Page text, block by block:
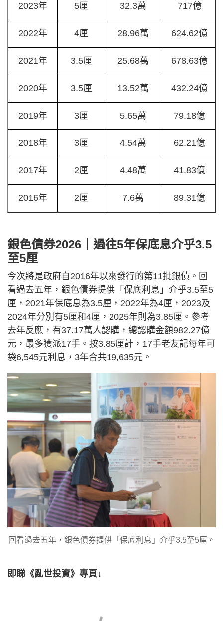
2023年 5厘 32.3萬 717億
2022年 4厘 28.96萬 624.62億
2021年 3.5厘 25.68萬 678.63億
2020年 3.5厘 13.52萬 432.24億
2019年 3厘 5.65萬 79.18億
2018年 3厘 4.54萬 62.21億
2017年 2厘 4.48萬 41.83億
2016年 2厘 7.6萬 89.31億
銀色債券2026｜過往5年保底息介乎3.5
至5厘
今次將是政府自2016年以來發行的第11批銀債。回
看過去五年，銀色債券提供「保底利息」介乎3.5至5
厘，2021年保底息為3.5厘，2022年為4厘，2023及
2024年分別有5厘和4厘，2025年則為3.85厘。參考
去年反應，有37.17萬人認購，總認購金額982.27億
元，最多獲派17手。按3.85厘計，17手老友記每年可
袋6,545元利息，3年合共19,635元。
回看過去五年，銀色債券提供「保底利息」介乎3.5至5厘。
即睇《亂世投資》專頁↓